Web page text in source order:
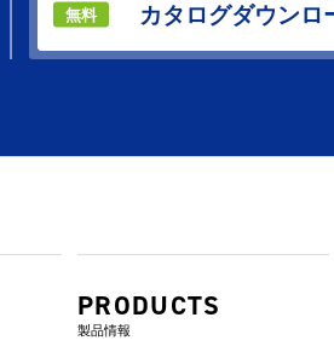
無料 カタログダウンロ
PRODUCTS
製品情報